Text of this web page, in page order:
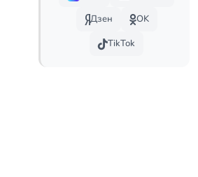
Дзен
OK
TikTok